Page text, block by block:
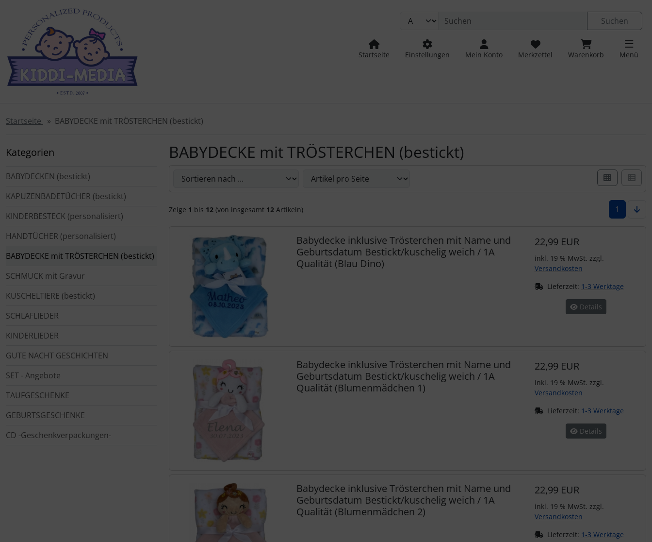
Sprungnavigation
Springe zur Navigation
Springe zum Inhalt
Springe zum Login-Button
Springe zum Button für Einstellungen
Springe zu den allgemeinen Informationen
Suchen
Startseite Einstellungen Mein Konto Merkzettel Warenkorb Menü
Startseite BABYDECKE mit TRÖSTERCHEN (bestickt)
Kategorien
BABYDECKEN (bestickt)
KAPUZENBADETÜCHER (bestickt)
KINDERBESTECK (personalisiert)
HANDTÜCHER (personalisiert)
BABYDECKE mit TRÖSTERCHEN (bestickt)
SCHMUCK mit Gravur
KUSCHELTIERE (bestickt)
SCHLAFLIEDER
KINDERLIEDER
GUTE NACHT GESCHICHTEN
SET - Angebote
TAUFGESCHENKE
GEBURTSGESCHENKE
CD -Geschenkverpackungen-
BABYDECKE mit TRÖSTERCHEN (bestickt)
Zeige 1 bis 12 (von insgesamt 12 Artikeln) 1
Babydecke inklusive Trösterchen mit Name und
Geburtsdatum Bestickt/kuschelig weich / 1A
Qualität (Blau Dino)
22,99 EUR
inkl. 19 % MwSt. zzgl.
Versandkosten
Lieferzeit: 1-3 Werktage
Details
Babydecke inklusive Trösterchen mit Name und
Geburtsdatum Bestickt/kuschelig weich / 1A
Qualität (Blumenmädchen 1)
22,99 EUR
inkl. 19 % MwSt. zzgl.
Versandkosten
Lieferzeit: 1-3 Werktage
Details
Babydecke inklusive Trösterchen mit Name und
Geburtsdatum Bestickt/kuschelig weich / 1A
Qualität (Blumenmädchen 2)
22,99 EUR
inkl. 19 % MwSt. zzgl.
Versandkosten
Lieferzeit: 1-3 Werktage